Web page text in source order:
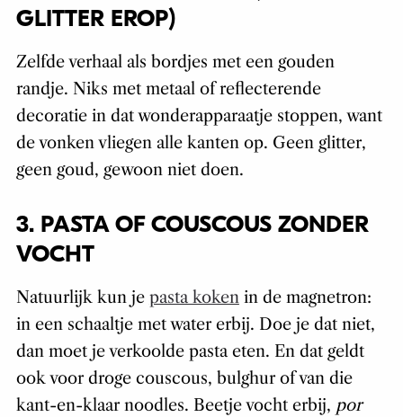
GLITTER EROP)
Zelfde verhaal als bordjes met een gouden
randje. Niks met metaal of reflecterende
decoratie in dat wonderapparaatje stoppen, want
de vonken vliegen alle kanten op. Geen glitter,
geen goud, gewoon niet doen.
3. PASTA OF COUSCOUS ZONDER
VOCHT
Natuurlijk kun je pasta kokenin de magnetron:
in een schaaltje met water erbij. Doe je dat niet,
dan moet je verkoolde pasta eten. En dat geldt
ook voor droge couscous, bulghur of van die
kant-en-klaar noodles. Beetje vocht erbij, por